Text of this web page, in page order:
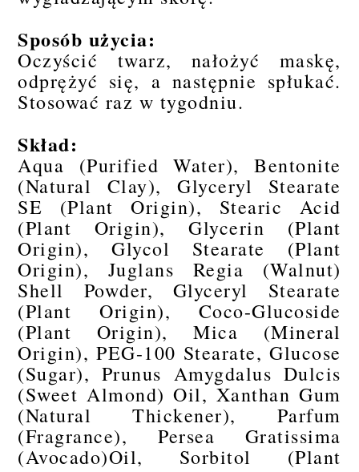
Sposób użycia:
Oczyścić twarz, nałożyć maskę,
odprężyć się, a następnie spłukać.
Stosować raz w tygodniu.
Skład:
Aqua (Purified Water), Bentonite
(Natural Clay), Glyceryl Stearate
SE (Plant Origin), Stearic Acid
(Plant Origin), Glycerin (Plant
Origin), Glycol Stearate (Plant
Origin), Juglans Regia (Walnut)
Shell Powder, Glyceryl Stearate
(Plant Origin), Coco-Glucoside
(Plant Origin), Mica (Mineral
Origin), PEG-100 Stearate, Glucose
(Sugar), Prunus Amygdalus Dulcis
(Sweet Almond) Oil, Xanthan Gum
(Natural Thickener), Parfum
(Fragrance), Persea Gratissima
(Avocado)Oil, Sorbitol (Plant